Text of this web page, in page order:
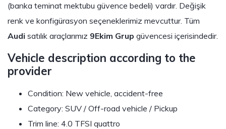
(banka teminat mektubu güvence bedeli) vardır. Değişik
renk ve konfigürasyon seçeneklerimiz mevcuttur. Tüm
Audi satılık araçlarımız 9Ekim Grup güvencesi içerisindedir.
Vehicle description according to the
provider
Condition: New vehicle, accident-free
Category: SUV / Off-road vehicle / Pickup
Trim line: 4.0 TFSI quattro